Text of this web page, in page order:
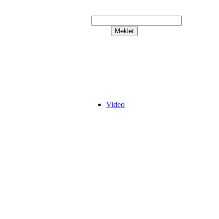
Video